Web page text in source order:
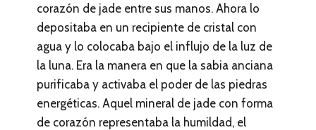
corazón de jade entre sus manos. Ahora lo
depositaba en un recipiente de cristal con
agua y lo colocaba bajo el influjo de la luz de
la luna. Era la manera en que la sabia anciana
purificaba y activaba el poder de las piedras
energéticas. Aquel mineral de jade con forma
de corazón representaba la humildad, el